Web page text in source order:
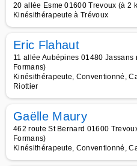
20 allée Esme 01600 Trevoux (à 2
Kinésithérapeute à Trévoux
Eric Flahaut
11 allée Aubépines 01480
Formans)
Kinésithérapeute, Conventionné,
Riottier
Gaëlle Maury
462 route St Bernard 01600
Formans)
Kinésithérapeute, Conventionné,